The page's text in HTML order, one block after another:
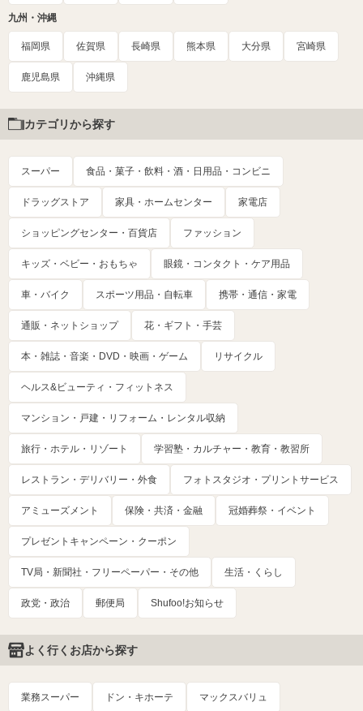
九州・沖縄
福岡県 佐賀県 長崎県 熊本県 大分県 宮崎県
鹿児島県 沖縄県
カテゴリから探す
スーパー 食品・菓子・飲料・酒・日用品・コンビニ
ドラッグストア 家具・ホームセンター 家電店
ショッピングセンター・百貨店 ファッション
キッズ・ベビー・おもちゃ 眼鏡・コンタクト・ケア用品
車・バイク スポーツ用品・自転車 携帯・通信・家電
通販・ネットショップ 花・ギフト・手芸
本・雑誌・音楽・DVD・映画・ゲーム リサイクル
ヘルス&ビューティ・フィットネス
マンション・戸建・リフォーム・レンタル収納
旅行・ホテル・リゾート 学習塾・カルチャー・教育・教習所
レストラン・デリバリー・外食 フォトスタジオ・プリントサービス
アミューズメント 保険・共済・金融 冠婚葬祭・イベント
プレゼントキャンペーン・クーポン
TV局・新聞社・フリーペーパー・その他 生活・くらし
政党・政治 郵便局 Shufoo!お知らせ
よく行くお店から探す
業務スーパー ドン・キホーテ マックスバリュ